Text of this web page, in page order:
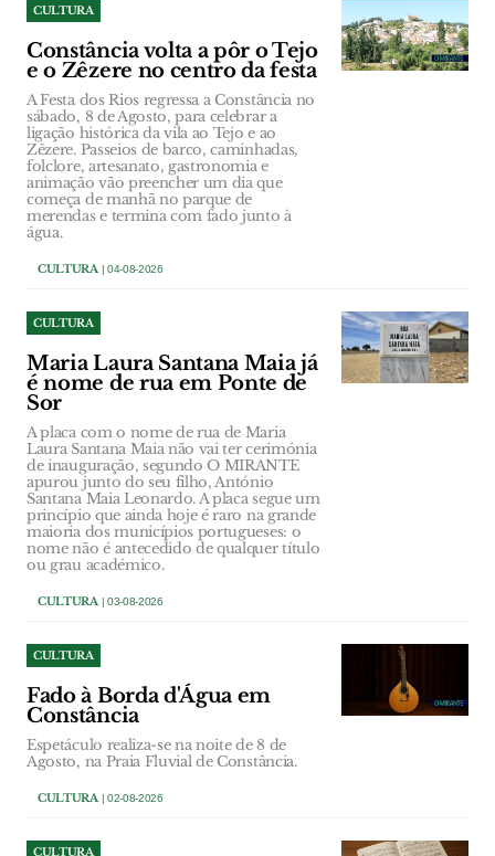
CULTURA
Constância volta a pôr o Tejo
e o Zêzere no centro da festa
A Festa dos Rios regressa a Constância no
sábado, 8 de Agosto, para celebrar a
ligação histórica da vila ao Tejo e ao
Zêzere. Passeios de barco, caminhadas,
folclore, artesanato, gastronomia e
animação vão preencher um dia que
começa de manhã no parque de
merendas e termina com fado junto à
água.
CULTURA| 04-08-2026
CULTURA
Maria Laura Santana Maia já
é nome de rua em Ponte de
Sor
A placa com o nome de rua de Maria
Laura Santana Maia não vai ter cerimónia
de inauguração, segundo O MIRANTE
apurou junto do seu filho, António
Santana Maia Leonardo. A placa segue um
princípio que ainda hoje é raro na grande
maioria dos municípios portugueses: o
nome não é antecedido de qualquer título
ou grau académico.
CULTURA| 03-08-2026
CULTURA
Fado à Borda d'Água em
Constância
Espetáculo realiza-se na noite de 8 de
Agosto, na Praia Fluvial de Constância.
CULTURA| 02-08-2026
CULTURA